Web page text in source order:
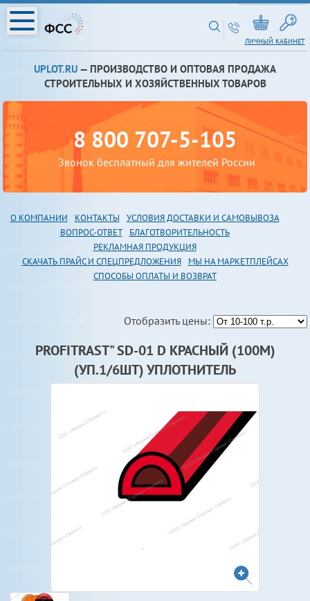
ЛИЧНЫЙ КАБИНЕТ
UPLOT.RU — ПРОИЗВОДСТВО И ОПТОВАЯ ПРОДАЖА
СТРОИТЕЛЬНЫХ И ХОЗЯЙСТВЕННЫХ ТОВАРОВ
8 800 707-5-105
Звонок бесплатный для жителей России
О КОМПАНИИ КОНТАКТЫ
УСЛОВИЯ ДОСТАВКИ И САМОВЫВОЗА
ВОПРОС-ОТВЕТ
БЛАГОТВОРИТЕЛЬНОСТЬ
РЕКЛАМНАЯ ПРОДУКЦИЯ
СКАЧАТЬ ПРАЙС И СПЕЦПРЕДЛОЖЕНИЯ
МЫ НА МАРКЕТПЛЕЙСАХ
СПОСОБЫ ОПЛАТЫ И ВОЗВРАТ
Отобразить цены:
PROFITRAST" SD-01 D КРАСНЫЙ (100М)
(УП.1/6ШТ) УПЛОТНИТЕЛЬ